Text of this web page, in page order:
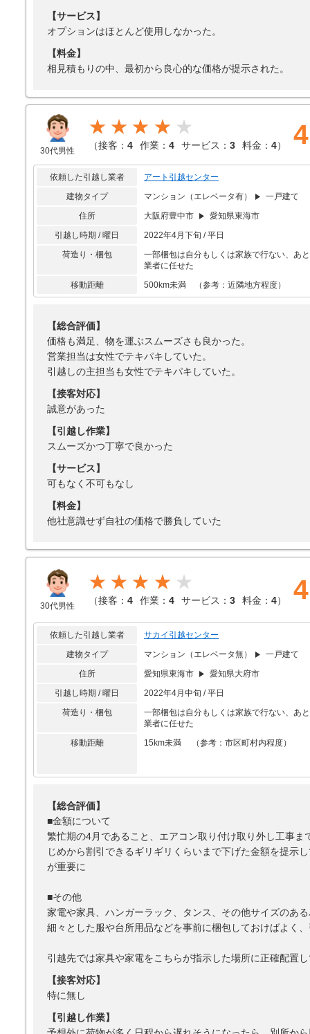
【サービス】
オプションはほとんど使用しなかった。
【料金】
相見積もりの中、最初から良心的な価格が提示された。
30代男性
★★★★
（接客： 4 作業： 4 サービス： 3 料金： 4） 4
依頼した引越し業者
アート引越センター
建物タイプ
マンション（エレベータ有）
一戸建て
住所
大阪府豊中市
愛知県東海市
引越し時期 / 曜日
2022年4月下旬 / 平日
荷造り・梱包
一部梱包は自分もしくは家族で行ない、あ
業者に任せた
移動距離
500km未満 （参考：近隣地方程度）
【総合評価】
価格も満足、物を運ぶスムーズさも良かった。
営業担当は女性でテキパキしていた。
引越しの主担当も女性でテキパキしていた。
【接客対応】
誠意があった
【引越し作業】
スムーズかつ丁寧で良かった
【サービス】
可もなく不可もなし
【料金】
他社意識せず自社の価格で勝負していた
30代男性
★★★★
（接客： 4 作業： 4 サービス： 3 料金： 4） 4
依頼した引越し業者
サカイ引越センター
建物タイプ
マンション（エレベータ無）
一戸建て
住所
愛知県東海市
愛知県大府市
引越し時期 / 曜日
2022年4月中旬 / 平日
荷造り・梱包
一部梱包は自分もしくは家族で行ない、あ
業者に任せた
移動距離
15km未満 （参考：市区町村内程度）
【総合評価】
■金額について
繁忙期の4月であること、エアコン取り付け取り外し工事
じめから割引できるギリギリくらいまで下げた金額を提示
が重要に
■その他
家電や家具、ハンガーラック、タンス、その他サイズのあ
細々とした服や台所用品などを事前に梱包しておけばよく
引越先では家具や家電をこちらが指示した場所に正確配置
【接客対応】
特に無し
【引越し作業】